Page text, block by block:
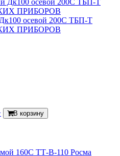
1,6 МПа
46
00000002463
осевой 200С ТБП-Т
ПРИБОРОВ
В корзину